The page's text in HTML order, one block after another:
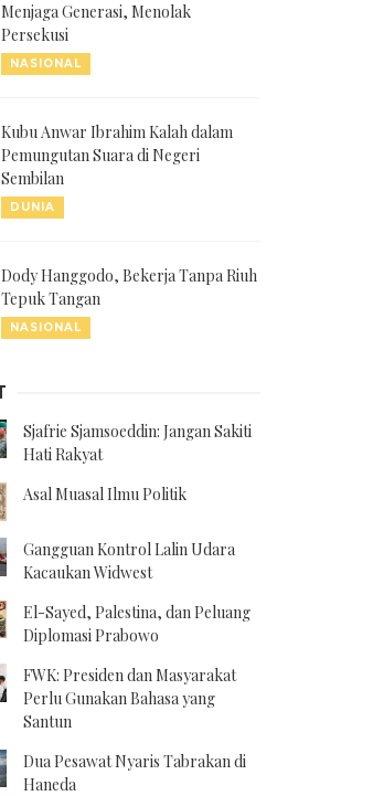
Menjaga Generasi, Menolak
Persekusi
NASIONAL
Kubu Anwar Ibrahim Kalah dalam
Pemungutan Suara di Negeri
Sembilan
DUNIA
Dody Hanggodo, Bekerja Tanpa Riuh
Tepuk Tangan
NASIONAL
Sjafrie Sjamsoeddin: Jangan Sakiti
Hati Rakyat
Asal Muasal Ilmu Politik
Gangguan Kontrol Lalin Udara
Kacaukan Widwest
El-Sayed, Palestina, dan Peluang
Diplomasi Prabowo
FWK: Presiden dan Masyarakat
Perlu Gunakan Bahasa yang
Santun
Dua Pesawat Nyaris Tabrakan di
Haneda